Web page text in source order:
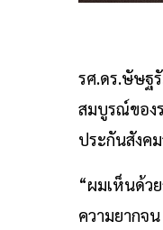
รศ.ดร.ษัษฐ
สมบูรณ์ของ
ประกันสังค
“ผมเห็นด้ว
ความยากจ